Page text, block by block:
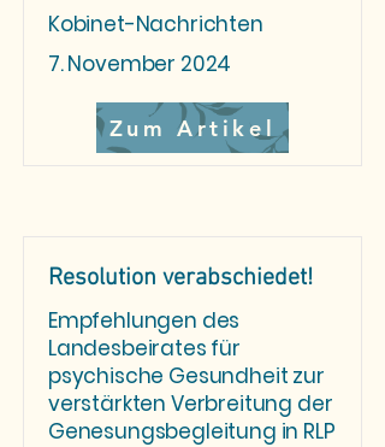
Kobinet-Nachrichten
7. November 2024
Zum Artikel
Resolution verabschiedet!
Empfehlungen des
Landesbeirates für
psychische Gesundheit zur
verstärkten Verbreitung der
Genesungsbegleitung in RLP